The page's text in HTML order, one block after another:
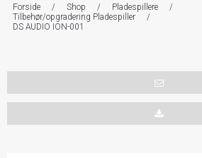
Forside / Shop / Pladespillere
/
Tilbehør/opgradering Pladespiller
/
DS AUDIO ION-001